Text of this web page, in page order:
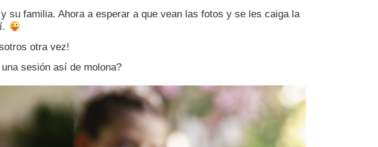
su familia. Ahora a esperar a que vean las fotos y se les caiga la
otra vez!
sesión así de molona?